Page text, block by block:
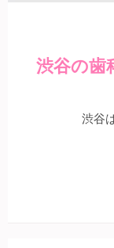
渋谷の歯
渋谷